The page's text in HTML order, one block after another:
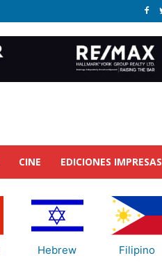
CINE EDICIONES IMPRESAS
Hebrew Filipino